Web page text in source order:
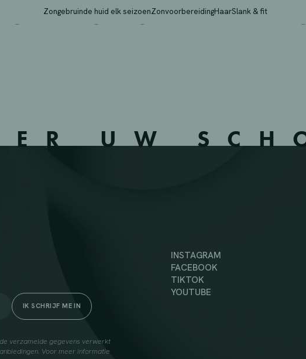
Zongebruinde huid elk seizoenZonvoorbereidingHaarSlank & fit
MORTSEL BVBA –
UW
verzamelde gegevens verwerkt
Voor meer informatie
INSTAGRAM
FACEBOOK
TIKTOK
YOUTUBE